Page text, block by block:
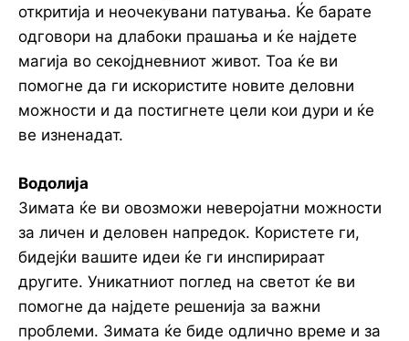
откритија и неочекувани патувања. Ќе барате
одговори на длабоки прашања и ќе најдете
магија во секојдневниот живот. Тоа ќе ви
помогне да ги искористите новите деловни
можности и да постигнете цели кои дури и ќе
ве изненадат.
Водолија
Зимата ќе ви овозможи неверојатни можности
за личен и деловен напредок. Користете ги,
бидејќи вашите идеи ќе ги инспирираат
другите. Уникатниот поглед на светот ќе ви
помогне да најдете решенија за важни
проблеми. Зимата ќе биде одлично време и за